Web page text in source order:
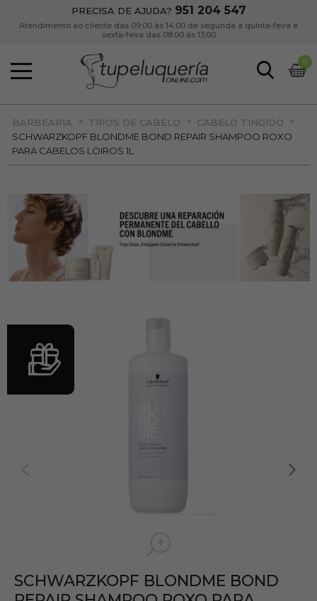
PRECISA DE AJUDA? 951 204 547
Atendimento ao cliente das 09:00 às 14:00 de segunda a quinta-feira e
sexta-feira das 08:00 às 13:00
0
BARBEARIA » TIPOS DE CABELO » CABELO TINGIDO
»
SCHWARZKOPF BLONDME BOND REPAIR SHAMPOO ROXO
PARA CABELOS LOIROS 1L
SCHWARZKOPF BLONDME BOND